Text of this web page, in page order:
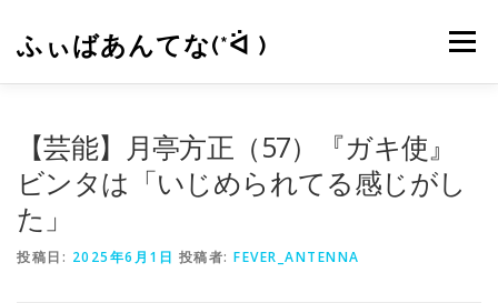
ふぃばあんてな(*ᐛ ) メニュー
【芸能】月亭方正（57）『ガキ使』
ビンタは「いじめられてる感じがし
た」
投稿日: 2025年6月1日 投稿者: FEVER_ANTENNA